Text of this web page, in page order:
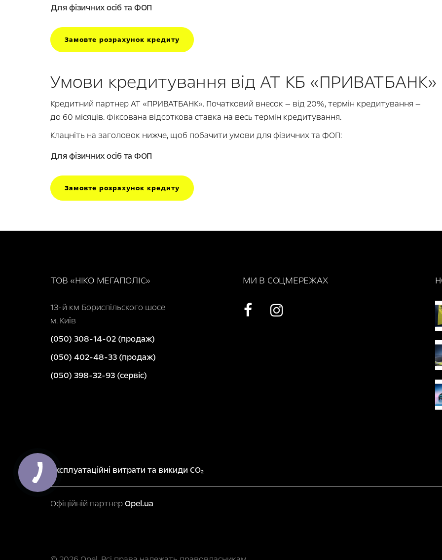
Для фізичних осіб та ФОП
Замовте розрахунок кредиту
Умови кредитування від АТ КБ «ПРИВАТБАНК»
Кредитний партнер АТ «ПРИВАТБАНК». Початковий внесок — від 20%, термін кредитування —
до 60 місяців. Фіксована відсоткова ставка на весь термін кредитування.
Клацніть на заголовок нижче, щоб побачити умови для фізичних та ФОП:
Для фізичних осіб та ФОП
Замовте розрахунок кредиту
ТОВ «НІКО МЕГАПОЛІС»
13-й км Бориспільского шосе
м. Київ
(050) 308-14-02 (продаж)
(050) 402-48-33 (продаж)
(050) 398-32-93 (сервіс)
МИ В СОЦМЕРЕЖАХ
Експлуатаційні витрати та викиди CO₂
Офіційній партнерOpel.ua